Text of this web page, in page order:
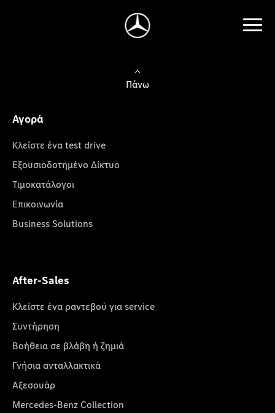
Πάνω
Αγορά
Κλείστε ένα test drive
Εξουσιοδοτημένο Δίκτυο
Τιμοκατάλογοι
Επικοινωνία
Business Solutions
After-Sales
Κλείστε ένα ραντεβού για service
Συντήρηση
Βοήθεια σε βλάβη ή ζημιά
Γνήσια ανταλλακτικά
Αξεσουάρ
Mercedes-Benz Collection